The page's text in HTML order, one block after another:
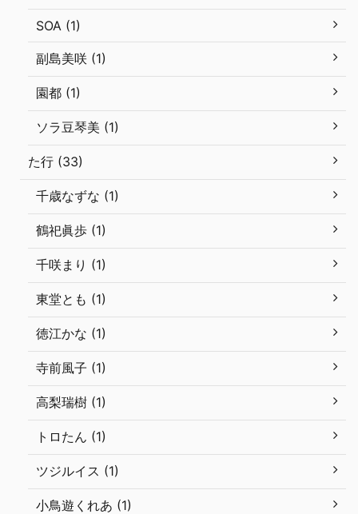
SOA (1)
副島美咲 (1)
園都 (1)
ソラ豆琴美 (1)
た行 (33)
千歳なずな (1)
鶴祀眞歩 (1)
千咲まり (1)
東堂とも (1)
徳江かな (1)
寺前風子 (1)
高梨瑞樹 (1)
トロたん (1)
ツジルイス (1)
小鳥遊くれあ (1)